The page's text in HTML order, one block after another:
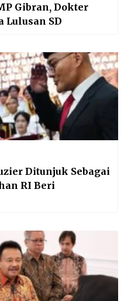
Gibran, Dokter
Lulusan SD
Ditunjuk Sebagai
RI Beri